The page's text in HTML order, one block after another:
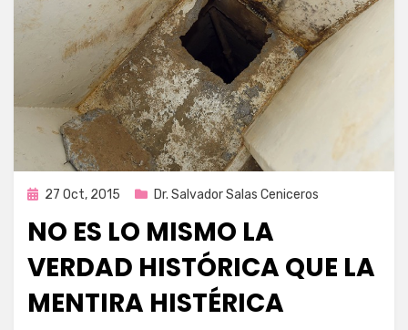
Publicada
27 Oct, 2015 Dr. Salvador Salas Ceniceros
NO ES LO MISMO LA
VERDAD HISTÓRICA QUE LA
MENTIRA HISTÉRICA